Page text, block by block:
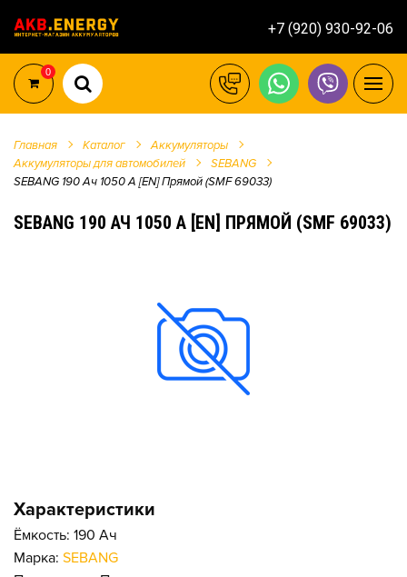
+7 (920) 930-92-06
0
Главная Каталог
Аккумуляторы
Аккумуляторы для автомобилей
SEBANG
SEBANG 190 Ач 1050 А [EN] Прямой (SMF 69033)
SEBANG 190 АЧ 1050 А [EN] ПРЯМОЙ (SMF 69033)
Характеристики
Ёмкость: 190 Ач
Марка: SEBANG